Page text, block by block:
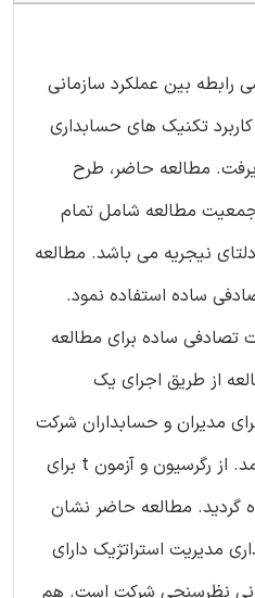
رابطه بین عملکرد سازمانی
تکنیک های حسابداری
مطالعه حاضر، طرح
جمعیت مطالعه شامل تمام
نیجریه می باشد. مطالعه
ساده استفاده نمود.
تصادفی ساده برای مطالعه
از طریق اجرای یک
مدیران و حسابداران شرکت
های نمونه برداری به دست آمد. از رگرسیون و آزمون t برای
گردید. مطالعه حاضر نشان
مدیریت استراتژیک دارای